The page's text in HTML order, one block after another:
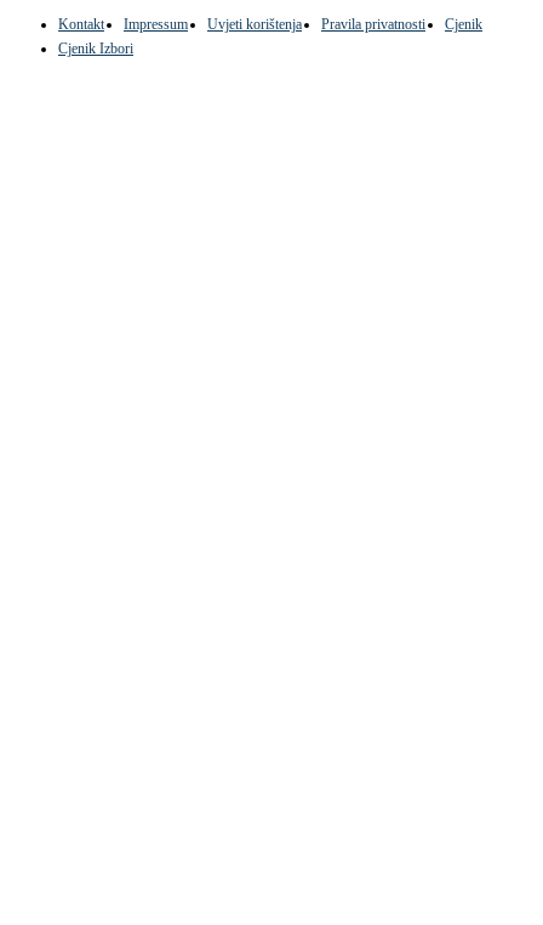
Kontakt Impressum Uvjeti korištenja Pravila privatnosti
Cjenik
Cjenik Izbori